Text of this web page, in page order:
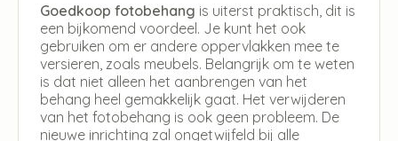
Goedkoop fotobehang is uiterst praktisch, dit is
een bijkomend voordeel. Je kunt het ook
gebruiken om er andere oppervlakken mee te
versieren, zoals meubels. Belangrijk om te weten
is dat niet alleen het aanbrengen van het
behang heel gemakkelijk gaat. Het verwijderen
van het fotobehang is ook geen probleem. De
nieuwe inrichting zal ongetwijfeld bij alle